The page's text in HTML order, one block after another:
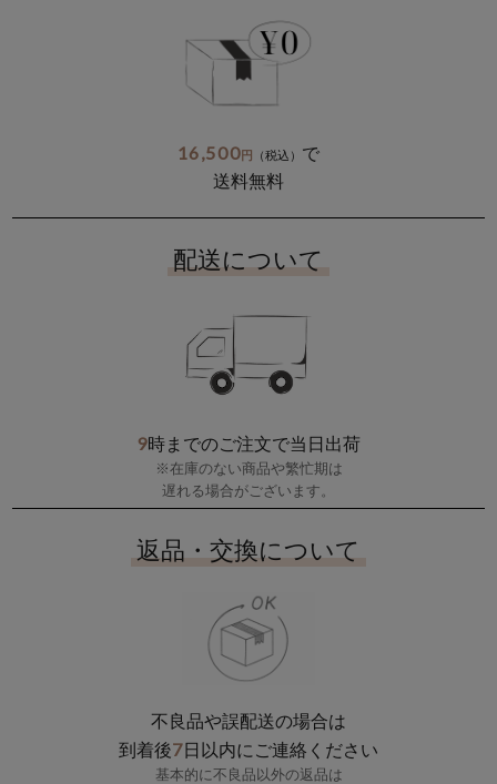
16,500円 （税込） で
送料無料
配送について
9時までのご注文で当日出荷
※在庫のない商品や繁忙期は
遅れる場合がございます。
返品・交換について
不良品や誤配送の場合は
到着後7日以内にご連絡ください
基本的に不良品以外の返品は